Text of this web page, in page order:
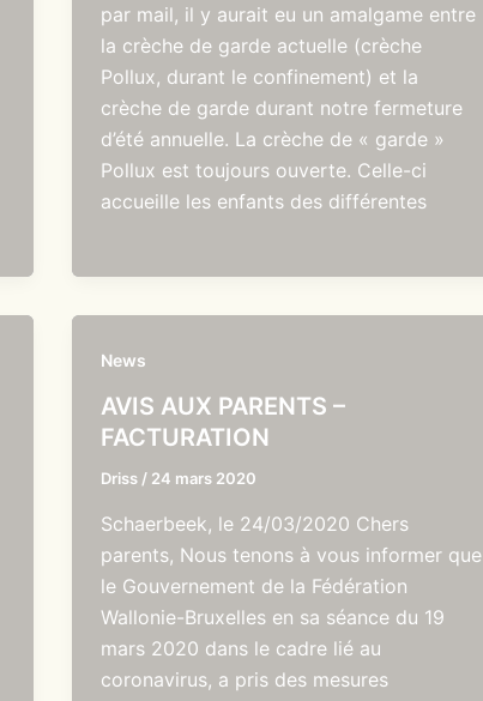
par mail, il y aurait eu un amalgame entre
la crèche de garde actuelle (crèche
Pollux, durant le confinement) et la
crèche de garde durant notre fermeture
d’été annuelle. La crèche de « garde »
Pollux est toujours ouverte. Celle-ci
accueille les enfants des différentes
News
AVIS AUX PARENTS –
FACTURATION
Driss / 24 mars 2020
Schaerbeek, le 24/03/2020 Chers
parents, Nous tenons à vous informer que
le Gouvernement de la Fédération
Wallonie-Bruxelles en sa séance du 19
mars 2020 dans le cadre lié au
coronavirus, a pris des mesures